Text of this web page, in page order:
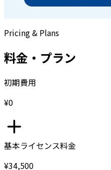
Pricing & Plans
料金・プラン
初期費用
¥0
基本ライセンス料金
¥34,500